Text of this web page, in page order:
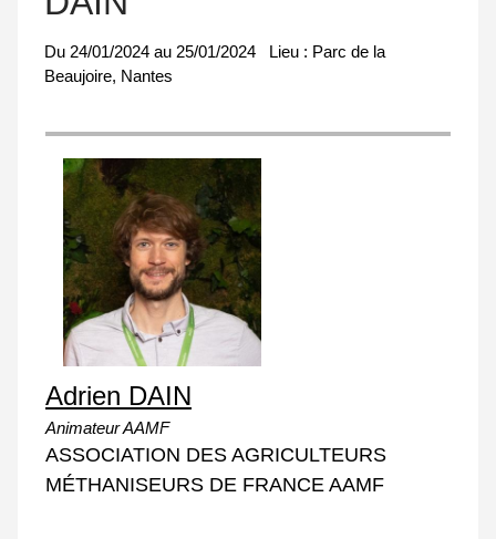
Du 24/01/2024 au 25/01/2024 Lieu : Parc de la
Beaujoire, Nantes
Adrien DAIN
Animateur AAMF
ASSOCIATION DES AGRICULTEURS
MÉTHANISEURS DE FRANCE AAMF